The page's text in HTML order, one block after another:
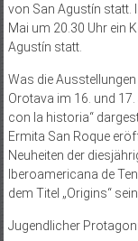
von San Agustín statt.
Mai um 20.30 Uhr ein
Agustín statt.
Was die
Orotava im 16. und
con la historia“
Ermita San Roque
Neuheiten der
Iberoamericana de
dem Titel „Origins“
Jugendlicher